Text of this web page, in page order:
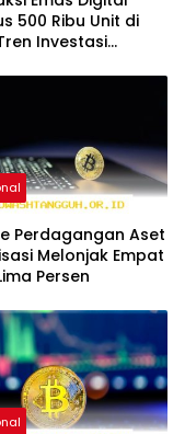
500 Ribu Unit di
Investasi
Pesat
Perdagangan Aset
Melonjak Empat
Persen